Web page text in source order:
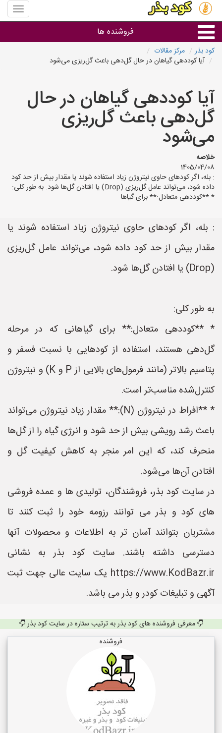
منوی
سایت
بذر
فروشنده ها
گروه ها
استان ها
کود بذر
مرکز مقالات
آیا کوددهی گیاهان در حال گل‌دهی باعث گل‌ریزی می‌شود
آیا کوددهی گیاهان در حال
گل‌دهی باعث گل‌ریزی
می‌شود
خلاصه
1405/04/08
: بله، اگر کودهای حاوی نیتروژن زیاد استفاده شوند یا مقدار بیش از حد کود
داده شود، می‌تواند عامل گل‌ریزی (Drop) یا افتادن گل‌ها شود. به طور کلی:
* **کوددهی متعادل:** برای گیاها
: بله، اگر کودهای حاوی نیتروژن زیاد استفاده شوند یا
مقدار بیش از حد کود داده شود، می‌تواند عامل گل‌ریزی
(Drop) یا افتادن گل‌ها شود.
به طور کلی:
* **کوددهی متعادل:** برای گیاهانی که در مرحله
گل‌دهی هستند، استفاده از کودهایی با نسبت فسفر و
پتاسیم بالاتر (مانند فرمول‌های بالایی از P و K) و نیتروژن
کنترل‌شده مناسب‌تر است.
* **افراط در نیتروژن (N):** مقدار زیاد نیتروژن می‌تواند
باعث رشد رویشی بیش از حد شود و انرژی گیاه را از گل‌ها
منحرف کند، که این امر منجر به کاهش کیفیت گل و
افتادن آن‌ها می‌شود.
در سایت کود بذر، فروشندگان، تولیدی ها و عمده فروشی
های کود و بذر می توانند رزومه خود را ثبت کنند تا
مشتریان بتوانند آسان تر به اطلاعات و محصولات آنها
دسترسی داشته باشند. سایت کود بذر به نشانی
https://www.KodBazr.ir یک سایت عالی جهت ثبت
آگهی و تبلیغات کودر و بذر می باشد.
معرفی فروشنده های کود بذر به ترتیب ستاره در سایت کود بذر
فروشنده